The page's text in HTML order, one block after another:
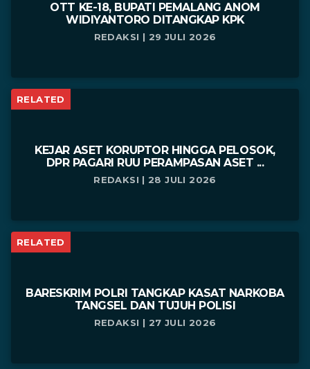
OTT KE-18, BUPATI PEMALANG ANOM
WIDIYANTORO DITANGKAP KPK
REDAKSI | 29 JULI 2026
RELATED
KEJAR ASET KORUPTOR HINGGA PELOSOK,
DPR PAGARI RUU PERAMPASAN ASET ...
REDAKSI | 28 JULI 2026
RELATED
BARESKRIM POLRI TANGKAP KASAT NARKOBA
TANGSEL DAN TUJUH POLISI
REDAKSI | 27 JULI 2026